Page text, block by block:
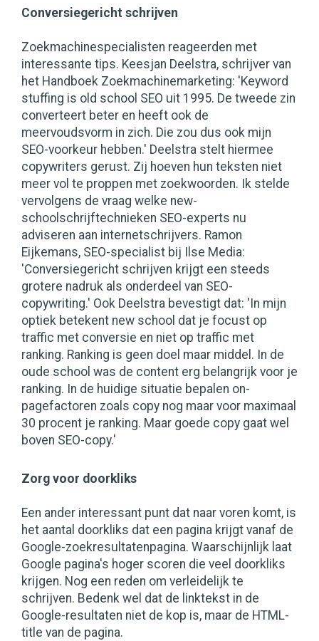
Conversiegericht schrijven
Zoekmachinespecialisten reageerden met
interessante tips. Keesjan Deelstra, schrijver van
het Handboek Zoekmachinemarketing: 'Keyword
stuffing is old school SEO uit 1995. De tweede zin
converteert beter en heeft ook de
meervoudsvorm in zich. Die zou dus ook mijn
SEO-voorkeur hebben.' Deelstra stelt hiermee
copywriters gerust. Zij hoeven hun teksten niet
meer vol te proppen met zoekwoorden. Ik stelde
vervolgens de vraag welke new-
schoolschrijftechnieken SEO-experts nu
adviseren aan internetschrijvers. Ramon
Eijkemans, SEO-specialist bij Ilse Media:
'Conversiegericht schrijven krijgt een steeds
grotere nadruk als onderdeel van SEO-
copywriting.' Ook Deelstra bevestigt dat: 'In mijn
optiek betekent new school dat je focust op
traffic met conversie en niet op traffic met
ranking. Ranking is geen doel maar middel. In de
oude school was de content erg belangrijk voor je
ranking. In de huidige situatie bepalen on-
pagefactoren zoals copy nog maar voor maximaal
30 procent je ranking. Maar goede copy gaat wel
boven SEO-copy.'
Zorg voor doorkliks
Een ander interessant punt dat naar voren komt, is
het aantal doorkliks dat een pagina krijgt vanaf de
Google-zoekresultatenpagina. Waarschijnlijk laat
Google pagina's hoger scoren die veel doorkliks
krijgen. Nog een reden om verleidelijk te
schrijven. Bedenk wel dat de linktekst in de
Google-resultaten niet de kop is, maar de HTML-
title van de pagina.